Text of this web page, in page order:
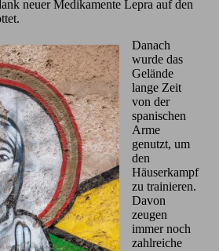
neuer Medikamente Lepra auf den
Danach
wurde das
Gelände
lange Zeit
von der
spanischen
Arme
genutzt, um
den
Häuserkampf
zu trainieren.
Davon
zeugen
immer noch
zahlreiche